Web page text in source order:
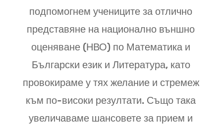
подпомогнем учениците за отлично
представяне на национално външно
оценяване (НВО) по Математика и
Български език и Литература, като
провокираме у тях желание и стремеж
към по-високи резултати. Също така
увеличаваме шансовете за прием и